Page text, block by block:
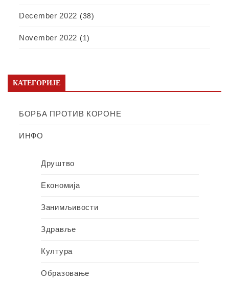
December 2022 (38)
November 2022 (1)
КАТЕГОРИЈЕ
БОРБА ПРОТИВ КОРОНЕ
ИНФО
Друштво
Економија
Занимљивости
Здравље
Култура
Образовање